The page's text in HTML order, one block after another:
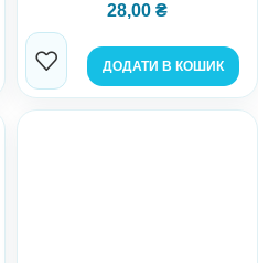
28,00 ₴
ДОДАТИ В КОШИК